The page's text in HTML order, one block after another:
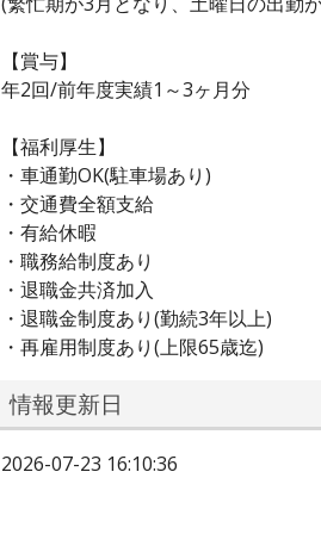
【賞与】
年2回/前年度実績1～3ヶ月分
【福利厚生】
・車通勤OK(駐車場あり)
・交通費全額支給
・有給休暇
・職務給制度あり
・退職金共済加入
・退職金制度あり(勤続3年以上)
・再雇用制度あり(上限65歳迄)
情報更新日
2026-07-23 16:10:36